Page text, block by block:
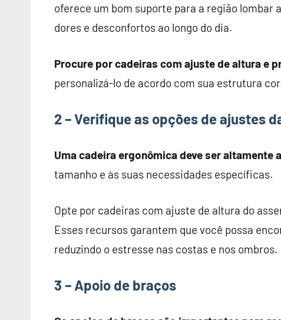
oferece um bom suporte para a região lombar
dores e desconfortos ao longo do dia.
Procure por cadeiras com ajuste de altura e
personalizá-lo de acordo com sua estrutura
2 – Verifique as opções de ajustes
Uma cadeira ergonômica deve ser altamente
tamanho e às suas necessidades específicas.
Opte por cadeiras com ajuste de altura do
Esses recursos garantem que você possa
reduzindo o estresse nas costas e nos ombros.
3 – Apoio de braços